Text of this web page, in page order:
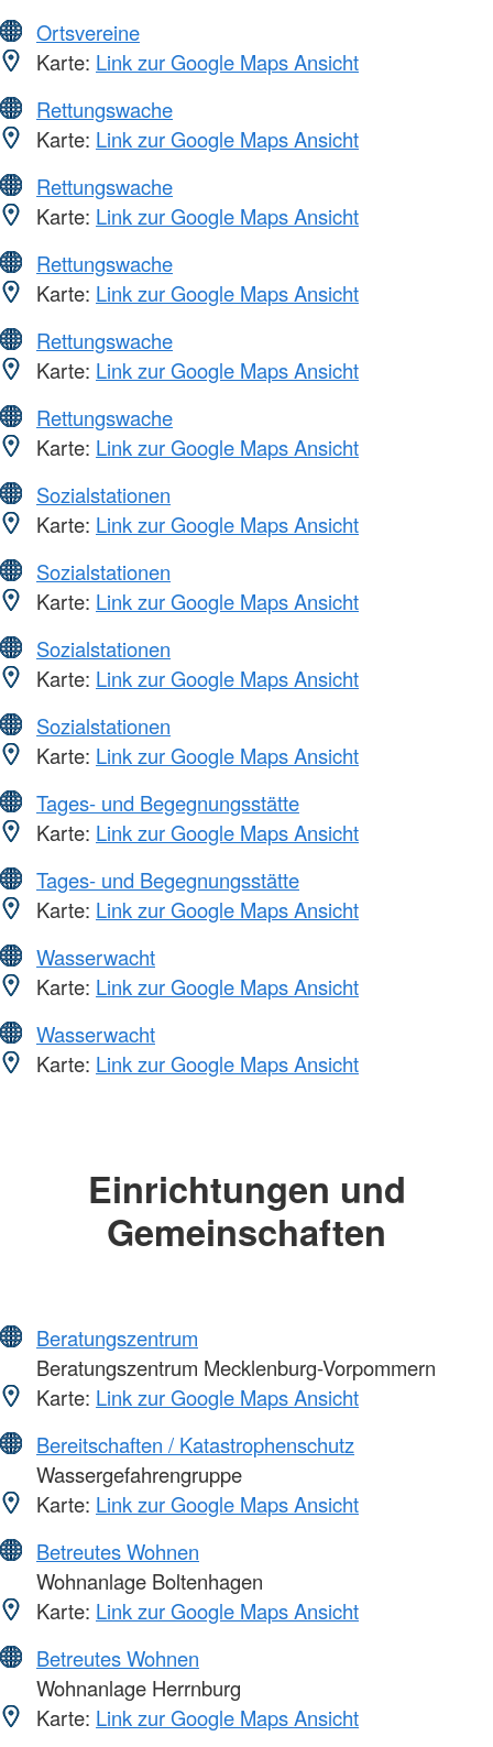
Ortsvereine
Karte: Link zur Google Maps Ansicht
Rettungswache
Karte: Link zur Google Maps Ansicht
Rettungswache
Karte: Link zur Google Maps Ansicht
Rettungswache
Karte: Link zur Google Maps Ansicht
Rettungswache
Karte: Link zur Google Maps Ansicht
Rettungswache
Karte: Link zur Google Maps Ansicht
Sozialstationen
Karte: Link zur Google Maps Ansicht
Sozialstationen
Karte: Link zur Google Maps Ansicht
Sozialstationen
Karte: Link zur Google Maps Ansicht
Sozialstationen
Karte: Link zur Google Maps Ansicht
Tages- und Begegnungsstätte
Karte: Link zur Google Maps Ansicht
Tages- und Begegnungsstätte
Karte: Link zur Google Maps Ansicht
Wasserwacht
Karte: Link zur Google Maps Ansicht
Wasserwacht
Karte: Link zur Google Maps Ansicht
Einrichtungen und
Gemeinschaften
Beratungszentrum
Beratungszentrum Mecklenburg-Vorpommern
Karte: Link zur Google Maps Ansicht
Bereitschaften / Katastrophenschutz
Wassergefahrengruppe
Karte: Link zur Google Maps Ansicht
Betreutes Wohnen
Wohnanlage Boltenhagen
Karte: Link zur Google Maps Ansicht
Betreutes Wohnen
Wohnanlage Herrnburg
Karte: Link zur Google Maps Ansicht